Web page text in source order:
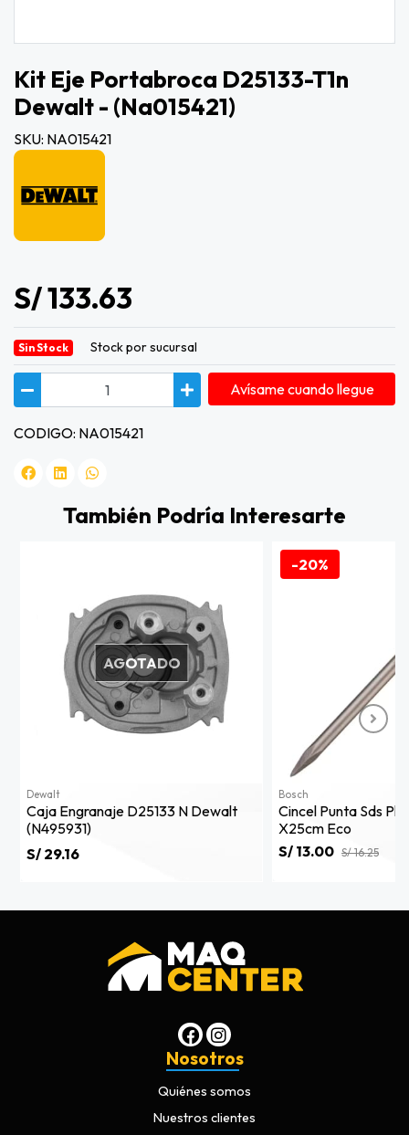
Kit Eje Portabroca D25133-T1n
Dewalt - (na015421)
SKU: NA015421
S/ 133.63
Sin Stock Stock por sucursal
Avísame cuando llegue
CODIGO: NA015421
También Podría Interesarte
AGOTADO
Dewalt
Caja Engranaje D25133 N Dewalt
(n495931)
S/ 29.16
-20%
Bosch
Cincel Punta Sds
X25cm Eco
S/ 13.00 S/ 16.25
Nosotros
Quiénes somos
Nuestros clientes